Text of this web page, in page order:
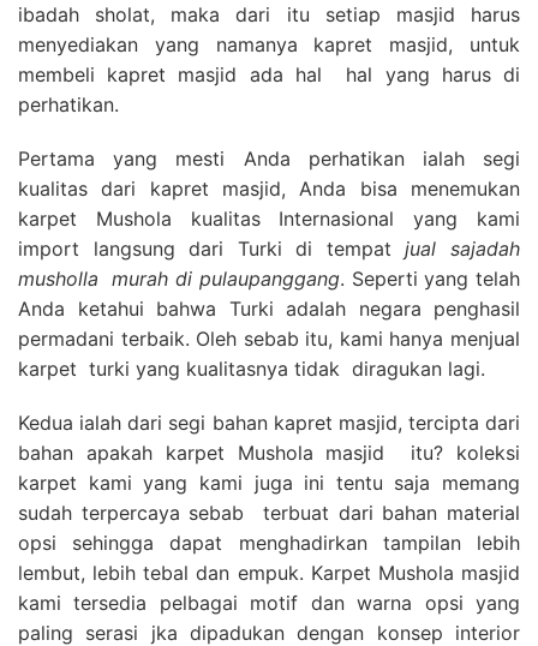
ibadah sholat, maka dari itu setiap masjid harus
menyediakan yang namanya kapret masjid, untuk
membeli kapret masjid ada hal hal yang harus di
perhatikan.
Pertama yang mesti Anda perhatikan ialah segi
kualitas dari kapret masjid, Anda bisa menemukan
karpet Mushola kualitas Internasional yang kami
import langsung dari Turki di tempatjual sajadah
musholla
murah di pulaupanggang. Seperti yang telah
Anda ketahui bahwa Turki adalah negara penghasil
permadani terbaik. Oleh sebab itu, kami hanya menjual
karpet turki yang kualitasnya tidak diragukan lagi.
Kedua ialah dari segi bahan kapret masjid, tercipta dari
bahan apakah karpet Mushola masjid itu? koleksi
karpet kami yang kami juga ini tentu saja memang
sudah terpercaya sebab terbuat dari bahan material
opsi sehingga dapat menghadirkan tampilan lebih
lembut, lebih tebal dan empuk. Karpet Mushola masjid
kami tersedia pelbagai motif dan warna opsi yang
paling serasi jka dipadukan dengan konsep interior